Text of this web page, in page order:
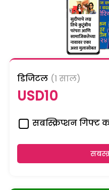
डिजिटल (1 साल)
USD10
सबस्क्रिप्शन गिफ्ट